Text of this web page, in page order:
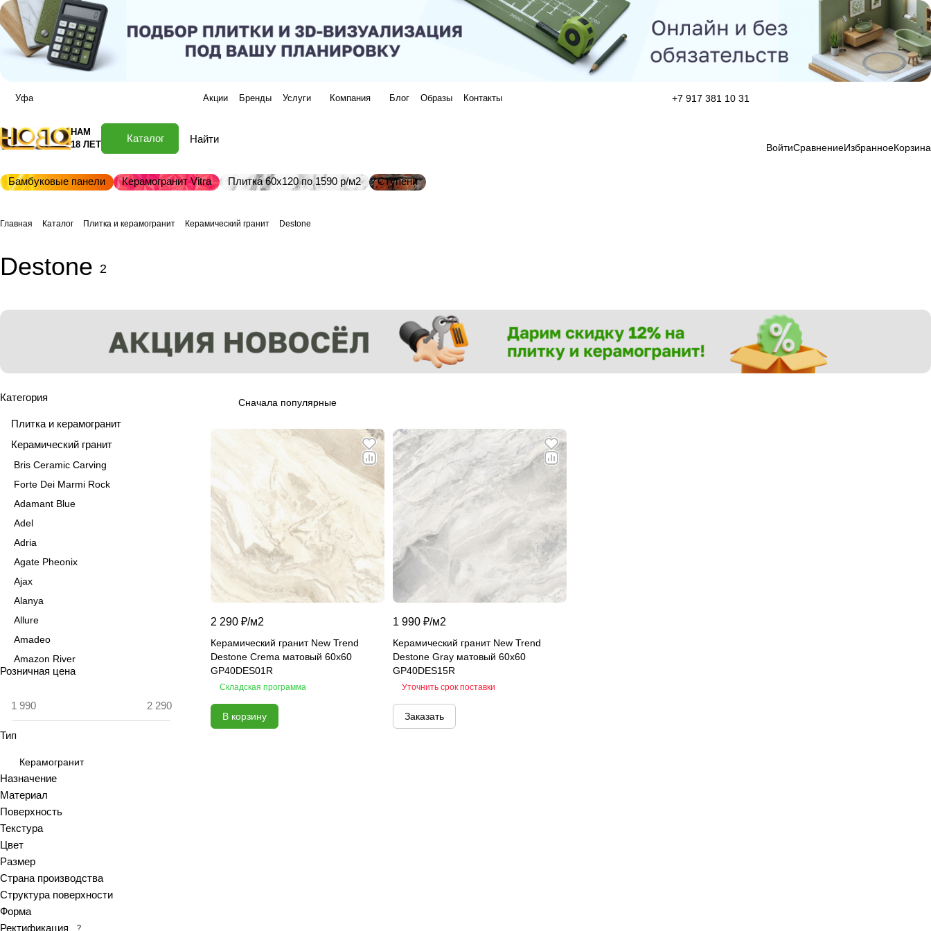
Уфа Акции Бренды Услуги Компания Блог Образы Контакты +7 917 381 10 31
НАМ
18 ЛЕТ
Каталог
ВойтиСравнениеИзбранноеКорзина
Бамбуковые панели Керамогранит Vitra Плитка 60х120 по 1590 р/м2 Ступени
Главная Каталог Плитка и керамогранит Керамический гранит Destone
Destone 2
Сначала популярные
2 290 ₽/м2
Керамический гранит New Trend
Destone Crema матовый 60х60
GP40DES01R
Складская программа
В корзину
1 990 ₽/м2
Керамический гранит New Trend
Destone Gray матовый 60х60
GP40DES15R
Уточнить срок поставки
Заказать
Категория
Плитка и керамогранит
Керамический гранит
Bris Ceramic Carving
Forte Dei Marmi Rock
Adamant Blue
Adel
Adria
Agate Pheonix
Ajax
Alanya
Allure
Amadeo
Amazon River
Amber Agate
Antiquewood
Ardesia
Arena
Argentina
Armani marble
Art
Arts
Ascot
Розничная цена
Тип
Керамогранит
Назначение
Материал
Поверхность
Текстура
Цвет
Размер
Страна производства
Структура поверхности
Форма
Ректификация
?